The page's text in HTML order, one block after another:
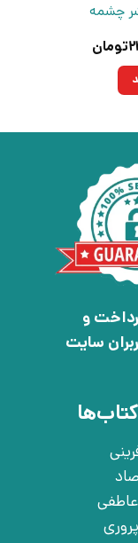
چشمه
۳۳۰,۰۰۰تومان
تومانقیمت
و
سایت